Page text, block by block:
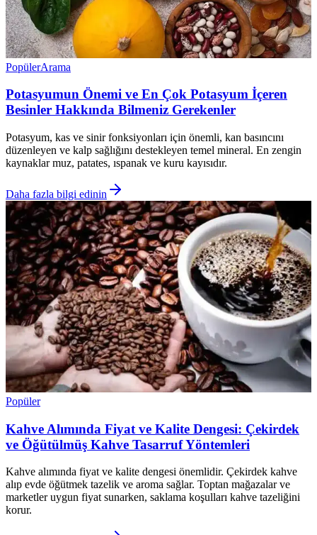
PopülerArama
Potasyumun Önemi ve En Çok Potasyum İçeren
Besinler Hakkında Bilmeniz Gerekenler
Potasyum, kas ve sinir fonksiyonları için önemli, kan basıncını
düzenleyen ve kalp sağlığını destekleyen temel mineral. En zengin
kaynaklar muz, patates, ıspanak ve kuru kayısıdır.
Daha fazla bilgi edinin
Popüler
Kahve Alımında Fiyat ve Kalite Dengesi: Çekirdek
ve Öğütülmüş Kahve Tasarruf Yöntemleri
Kahve alımında fiyat ve kalite dengesi önemlidir. Çekirdek kahve
alıp evde öğütmek tazelik ve aroma sağlar. Toptan mağazalar ve
marketler uygun fiyat sunarken, saklama koşulları kahve tazeliğini
korur.